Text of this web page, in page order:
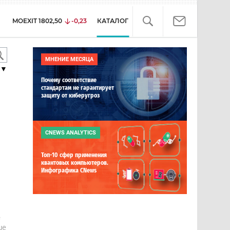
MOEXIT 1802,50 -0,23 КАТАЛОГ
▼
МНЕНИЕ МЕСЯЦА
Почему соответствие
стандартам не гарантирует
защиту от киберугроз
CNEWS ANALYTICS
Топ-10 сфер применения
квантовых компьютеров.
Инфографика CNews